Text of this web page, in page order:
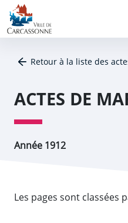
Aller au contenu
Aller au menu
Aller au plan du site
Aller à la recherche
Retour à la liste des
ACTES DE
Année 1912
Les pages sont classées
Panneau de gestion des